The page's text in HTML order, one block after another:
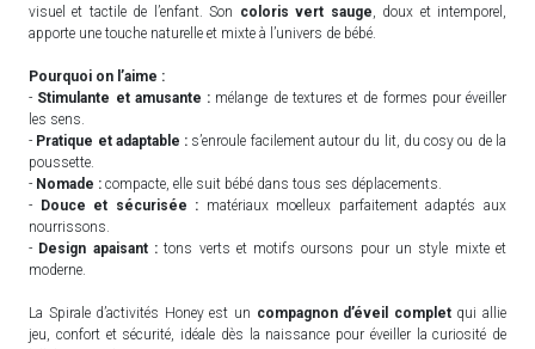
visuel et tactile de l’enfant. Son coloris vert sauge , doux et intemporel,
apporte une touche naturelle et mixte à l’univers de bébé.
Pourquoi on l’aime :
- Stimulante et amusante : mélange de textures et de formes pour éveiller
les sens.
- Pratique et adaptable : s’enroule facilement autour du lit, du cosy ou de la
poussette.
- Nomade : compacte, elle suit bébé dans tous ses déplacements.
- Douce et sécurisée : matériaux moelleux parfaitement adaptés aux
nourrissons.
- Design apaisant :tons verts et motifs oursons pour un style mixte et
moderne.
La Spirale d’activités Honey est un compagnon d’éveil completqui allie
jeu, confort et sécurité, idéale dès la naissance pour éveiller la curiosité de